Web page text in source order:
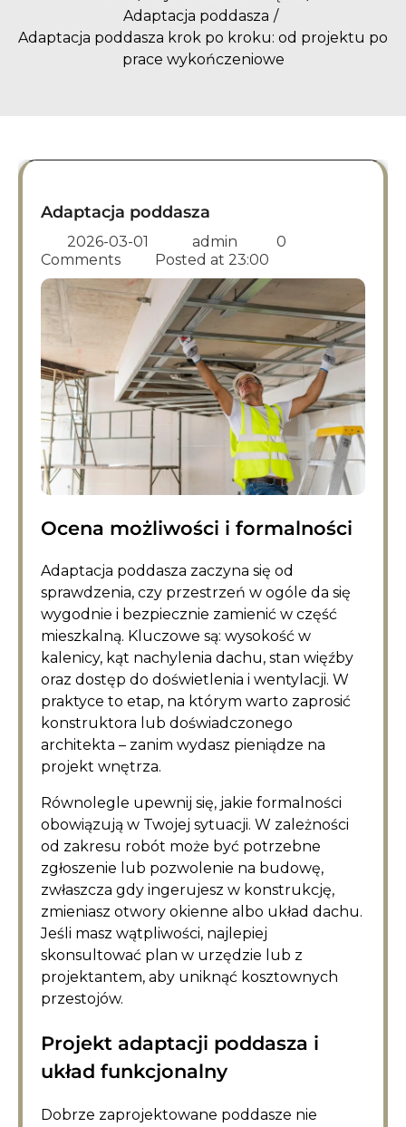
Adaptacja poddasza
Adaptacja poddasza krok po kroku: od projektu po
prace wykończeniowe
Adaptacja poddasza
2026-03-01 admin
0
Comments
Posted at 23:00
Ocena możliwości i formalności
Adaptacja poddasza zaczyna się od
sprawdzenia, czy przestrzeń w ogóle da się
wygodnie i bezpiecznie zamienić w część
mieszkalną. Kluczowe są: wysokość w
kalenicy, kąt nachylenia dachu, stan więźby
oraz dostęp do doświetlenia i wentylacji. W
praktyce to etap, na którym warto zaprosić
konstruktora lub doświadczonego
architekta – zanim wydasz pieniądze na
projekt wnętrza.
Równolegle upewnij się, jakie formalności
obowiązują w Twojej sytuacji. W zależności
od zakresu robót może być potrzebne
zgłoszenie lub pozwolenie na budowę,
zwłaszcza gdy ingerujesz w konstrukcję,
zmieniasz otwory okienne albo układ dachu.
Jeśli masz wątpliwości, najlepiej
skonsultować plan w urzędzie lub z
projektantem, aby uniknąć kosztownych
przestojów.
Projekt adaptacji poddasza i
układ funkcjonalny
Dobrze zaprojektowane poddasze nie